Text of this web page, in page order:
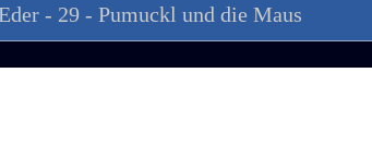
- 29 - Pumuckl und die Maus